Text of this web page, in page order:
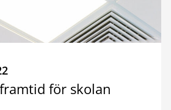
för skolan